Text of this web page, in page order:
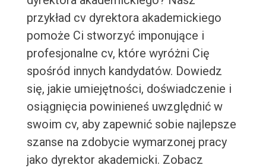
przykład cv dyrektora akademickiego
pomoże Ci stworzyć imponujące i
profesjonalne cv, które wyróżni Cię
spośród innych kandydatów. Dowiedz
się, jakie umiejętności, doświadczenie i
osiągnięcia powinieneś uwzględnić w
swoim cv, aby zapewnić sobie najlepsze
szanse na zdobycie wymarzonej pracy
jako dyrektor akademicki. Zobacz